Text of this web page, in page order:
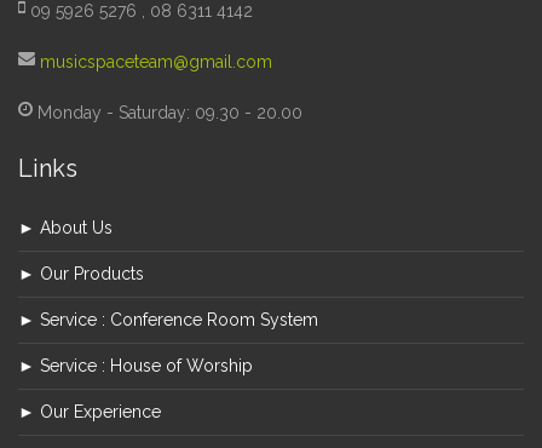
09 5926 5276 , 08 6311 4142
musicspaceteam@gmail.com
Monday - Saturday: 09.30 - 20.00
Links
► About Us
► Our Products
► Service : Conference Room System
► Service : House of Worship
► Our Experience